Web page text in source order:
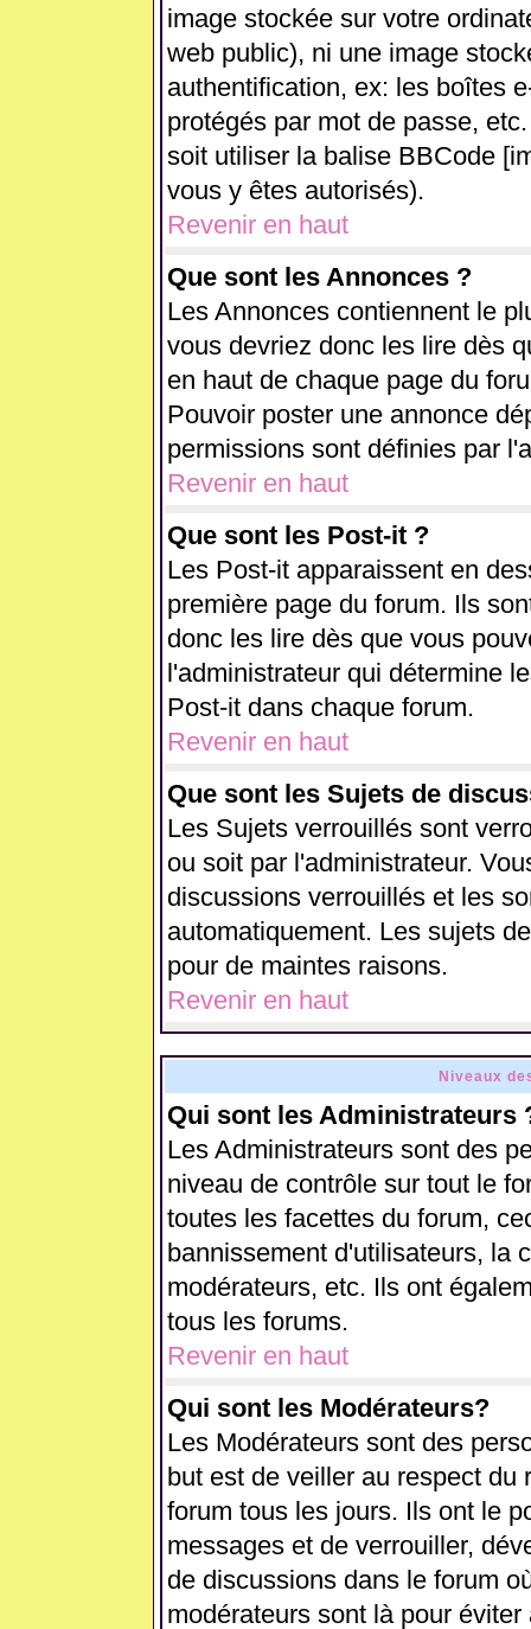
image stockée sur votre
web public), ni une image
authentification, ex: les boîtes
protégés par mot de passe,
soit utiliser la balise BBCode
vous y êtes autorisés).
Revenir en haut
Que sont les Annonces ?
Les Annonces contiennent le
vous devriez donc les lire dès
en haut de chaque page du
Pouvoir poster une annonce
permissions sont définies par
Revenir en haut
Que sont les Post-it ?
Les Post-it apparaissent en
première page du forum. Ils
donc les lire dès que vous
l'administrateur qui détermine
Post-it dans chaque forum.
Revenir en haut
Que sont les Sujets de
Les Sujets verrouillés sont
ou soit par l'administrateur.
discussions verrouillés et les
automatiquement. Les sujets
pour de maintes raisons.
Revenir en haut
Niveaux
Qui sont les Administrateurs
Les Administrateurs sont des
niveau de contrôle sur tout le
toutes les facettes du forum,
bannissement d'utilisateurs, la
modérateurs, etc. Ils ont
tous les forums.
Revenir en haut
Qui sont les Modérateurs?
Les Modérateurs sont des
but est de veiller au respect du
forum tous les jours. Ils ont le
messages et de verrouiller,
de discussions dans le forum
modérateurs sont là pour